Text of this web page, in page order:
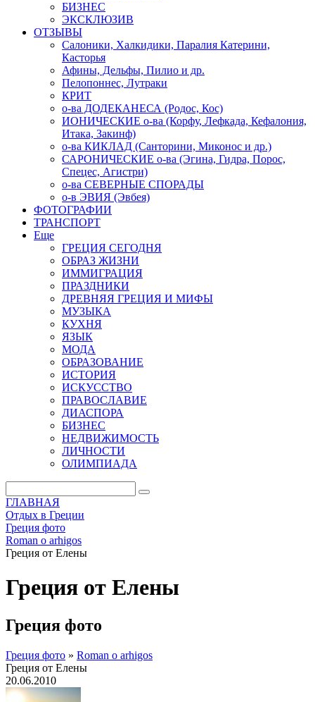
БИЗНЕС
ЭКСКЛЮЗИВ
ОТЗЫВЫ
Салоники, Халкидики, Паралия Катерини,
Касторья
Афины, Дельфы, Пилио и др.
Пелопоннес, Лутраки
КРИТ
о-ва ДОДЕКАНЕСА (Родос, Кос)
ИОНИЧЕСКИЕ о-ва (Корфу, Лефкада, Кефалония,
Итака, Закинф)
о-ва КИКЛАД (Санторини, Миконос и др.)
САРОНИЧЕСКИЕ о-ва (Эгина, Гидра, Порос,
Спецес, Агистри)
о-ва СЕВЕРНЫЕ СПОРАДЫ
о-в ЭВИЯ (Эвбея)
ФОТОГРАФИИ
ТРАНСПОРТ
Еще
ГРЕЦИЯ СЕГОДНЯ
ОБРАЗ ЖИЗНИ
ИММИГРАЦИЯ
ПРАЗДНИКИ
ДРЕВНЯЯ ГРЕЦИЯ И МИФЫ
МУЗЫКА
КУХНЯ
ЯЗЫК
МОДА
ОБРАЗОВАНИЕ
ИСТОРИЯ
ИСКУССТВО
ПРАВОСЛАВИЕ
ДИАСПОРА
БИЗНЕС
НЕДВИЖИМОСТЬ
ЛИЧНОСТИ
ОЛИМПИАДА
ГЛАВНАЯ
Отдых в Греции
Греция фото
Roman o arhigos
Греция от Елены
Греция от Елены
Греция фото
Греция фото » Roman o arhigos
Греция от Елены
20.06.2010